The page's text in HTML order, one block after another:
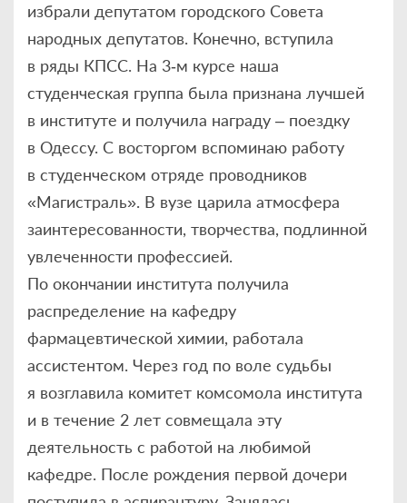
избрали депутатом городского Совета
народных депутатов. Конечно, вступила
в ряды КПСС. На 3‑м курсе наша
студенческая группа была признана лучшей
в институте и получила награду – поездку
в Одессу. С восторгом вспоминаю работу
в студенческом отряде проводников
«Магистраль». В вузе царила атмосфера
заинтересованности, творчества, подлинной
увлеченности профессией.
По окончании института получила
распределение на кафедру
фармацевтической химии, работала
ассистентом. Через год по воле судьбы
я возглавила комитет комсомола института
и в течение 2 лет совмещала эту
деятельность с работой на любимой
кафедре. После рождения первой дочери